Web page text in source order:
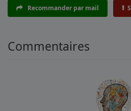
Recommander par mail
Commentaires